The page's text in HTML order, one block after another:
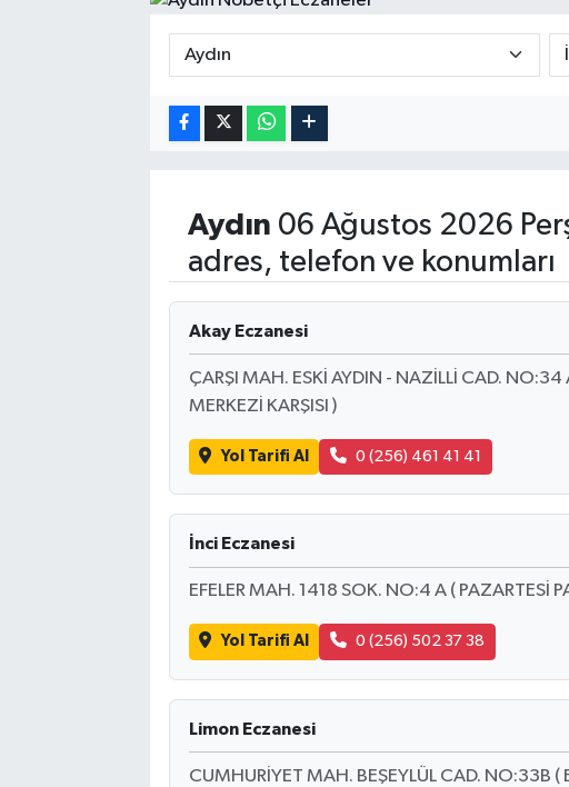
Aydın 06 Ağustos 2026
adres, telefon ve konumları
Akay Eczanesi
ÇARŞI MAH. ESKİ AYDIN - NAZİLLİ CAD. NO:34
MERKEZİ KARŞISI )
Yol Tarifi Al 0 (256) 461 41 41
İnci Eczanesi
EFELER MAH. 1418 SOK. NO:4 A ( PAZARTESİ
Yol Tarifi Al 0 (256) 502 37 38
Limon Eczanesi
CUMHURİYET MAH. BEŞEYLÜL CAD. NO:33B (